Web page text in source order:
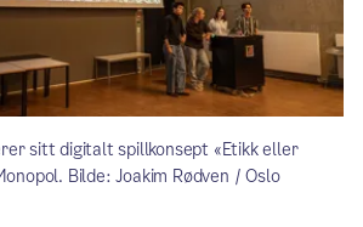
sitt digitalt spillkonsept «Etikk eller
Bilde: Joakim Rødven / Oslo